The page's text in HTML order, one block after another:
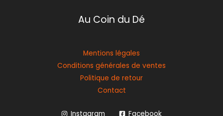
Au Coin du Dé
Mentions légales
Conditions générales de ventes
Politique de retour
Contact
Instagram Facebook